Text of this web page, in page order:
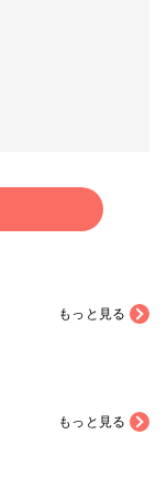
もっと見る
もっと見る